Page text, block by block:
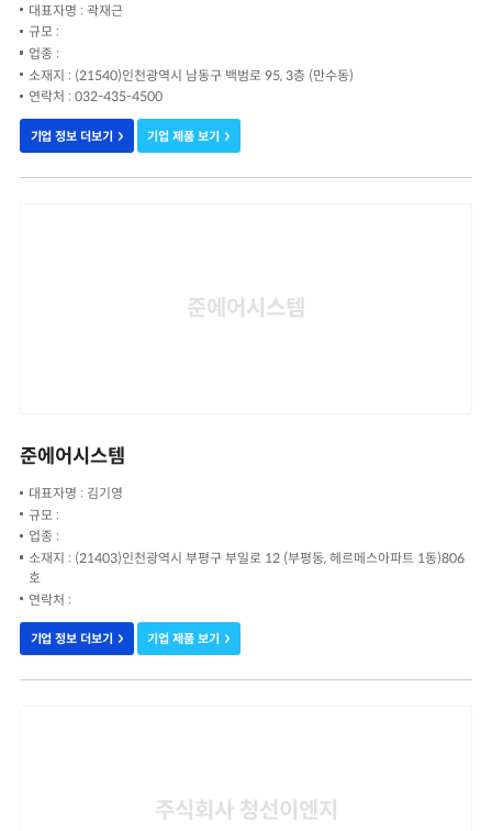
대표자명 : 곽재근
규모 :
업종 :
소재지 : (21540)인천광역시 남동구 백범로 95, 3층 (만수동)
연락처 : 032-435-4500
기업 정보 더보기 기업 제품 보기
준에어시스템
준에어시스템
대표자명 : 김기영
규모 :
업종 :
소재지 : (21403)인천광역시 부평구 부일로 12 (부평동, 헤르메스아파트 1동)806
호
연락처 :
기업 정보 더보기 기업 제품 보기
주식회사 청선이엔지